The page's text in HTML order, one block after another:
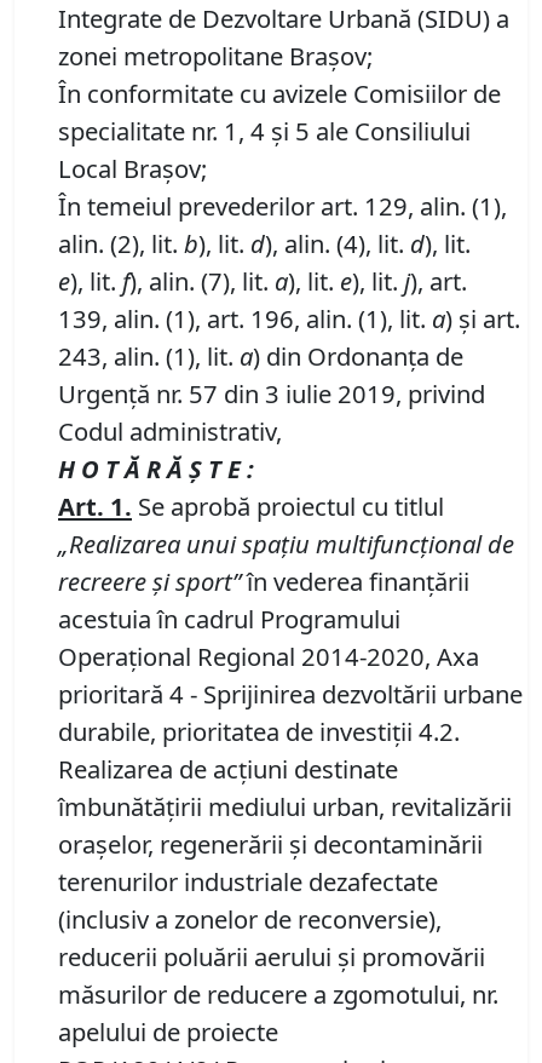
Integrate de Dezvoltare Urbană (SIDU) a
zonei metropolitane Brașov;
În conformitate cu avizele Comisiilor de
specialitate nr. 1, 4 și 5 ale Consiliului
Local Brașov;
În temeiul prevederilor art. 129, alin. (1),
alin. (2), lit. b), lit. d), alin. (4), lit. d), lit.
e), lit. f), alin. (7), lit. a), lit. e), lit. j), art.
139, alin. (1), art. 196, alin. (1), lit. a) și art.
243, alin. (1), lit. a) din Ordonanța de
Urgență nr. 57 din 3 iulie 2019, privind
Codul administrativ,
H O T Ă R Ă Ş T E :
Art. 1. Se aprobă proiectul cu titlul
„Realizarea unui spațiu multifuncțional de
recreereși sport”în vederea finanțării
acestuia în cadrul Programului
Operațional Regional 2014-2020, Axa
prioritară 4 - Sprijinirea dezvoltării urbane
durabile, prioritatea de investiții 4.2.
Realizarea de acțiuni destinate
îmbunătățirii mediului urban, revitalizării
orașelor, regenerării și decontaminării
terenurilor industriale dezafectate
(inclusiv a zonelor de reconversie),
reducerii poluării aerului și promovării
măsurilor de reducere a zgomotului, nr.
apelului de proiecte